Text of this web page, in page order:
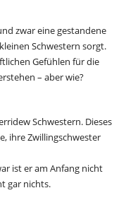
zwar eine gestandene
Schwestern sorgt.
Gefühlen für die
– aber wie?
Schwestern. Dieses
ihre Zwillingschwester
ist er am Anfang nicht
gar nichts.